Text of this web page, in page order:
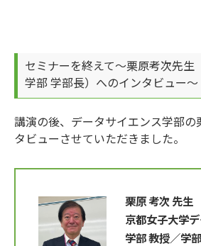
セミナーを終えて～栗原考次先生
学部 学部長）へのインタビュー～
講演の後、データサイエンス学部の
タビューさせていただきました。
栗原 考次 先生
京都女子大学
学部 教授／学